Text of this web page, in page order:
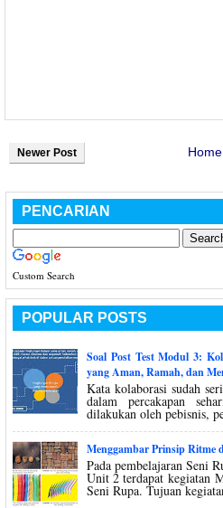
Newer Post Home
PENCARIAN
Custom Search
POPULAR POSTS
Soal Post Test Modul 3:
yang Aman, Ramah, dan
Kata kolaborasi sudah
dalam percakapan
dilakukan oleh pebisnis,
Menggambar Prinsip Ritme
Pada pembelajaran Seni
Unit 2 terdapat kegiatan
Seni Rupa. Tujuan